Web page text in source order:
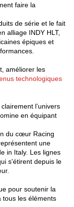
AREA
faire la
de série et le fait
alliage INDY HLT,
épiques et
améliorer les
technologiques
l’univers
en équipant
du cœur Racing
une
in Italy. Les lignes
s'étirent depuis le
pour soutenir la
tous les éléments